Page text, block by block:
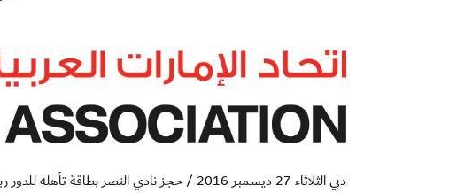
دبي الثلاثاء 27 ديسمبر 2016 / حجز نادي النصر